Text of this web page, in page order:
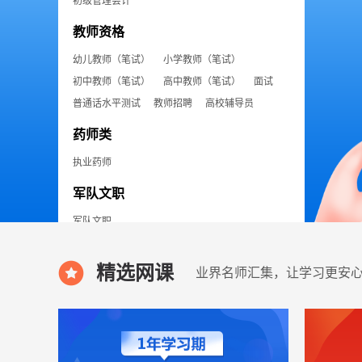
教师资格
幼儿教师（笔试）
小学教师（笔试）
初中教师（笔试）
高中教师（笔试）
面试
普通话水平测试
教师招聘 高校辅导员
药师类
执业药师
军队文职
军队文职
助理（初级）社会工作师
系统集成项目管理工程师（软考中级）
精选网课 业界名师汇集，让学习更安